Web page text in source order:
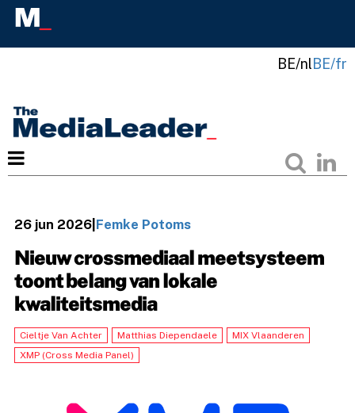
BE/nlBE/fr
26 jun 2026| Femke Potoms
Nieuw crossmediaal meetsysteem
toont belang van lokale
kwaliteitsmedia
Cieltje Van Achter Matthias Diependaele
MIX Vlaanderen
XMP (Cross Media Panel)